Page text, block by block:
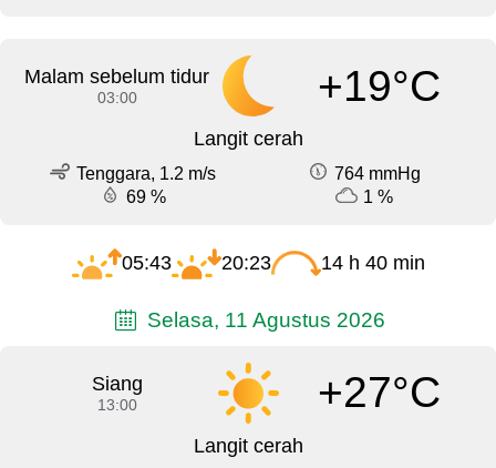
Malam sebelum tidur
03:00 +19°C
Langit cerah
Tenggara, 1.2 m/s
764 mmHg
69 %
1 %
05:43 20:23 14 h 40 min
Selasa, 11 Agustus 2026
Siang
13:00 +27°C
Langit cerah